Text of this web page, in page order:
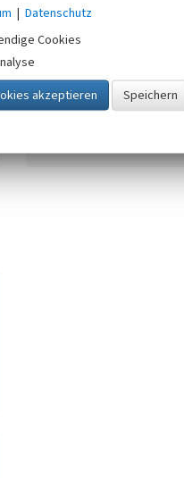
Streuobstwiesen im Rhein-
Sieg-Kreis
| Datenschutz
Cookies